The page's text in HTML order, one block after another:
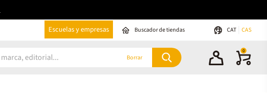
Escuelas y empresas Buscador de tiendas CAT CAS
Borrar
0